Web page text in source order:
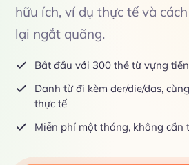
hữu ích, ví dụ thực tế và
lại ngắt quãng.
Bắt đầu với 300 thẻ từ vựng
Danh từ đi kèm der/die/das,
thực tế
Miễn phí một tháng, không cần